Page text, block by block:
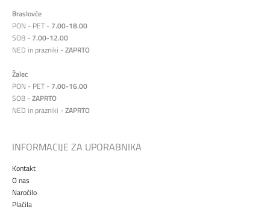
Braslovče
PON - PET - 7.00-18.00
SOB - 7.00-12.00
NED in prazniki -ZAPRTO
Žalec
PON - PET - 7.00-16.00
SOB -ZAPRTO
NED in prazniki -ZAPRTO
INFORMACIJE ZA UPORABNIKA
Kontakt
O nas
Naročilo
Plačila